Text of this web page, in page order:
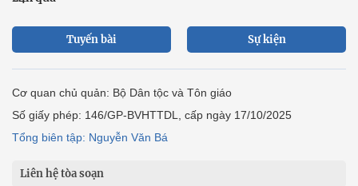
Tuyến bài Sự kiện
Cơ quan chủ quản: Bộ Dân tộc và Tôn giáo
Số giấy phép: 146/GP-BVHTTDL, cấp ngày 17/10/2025
Tổng biên tập: Nguyễn Văn Bá
Liên hệ tòa soạn